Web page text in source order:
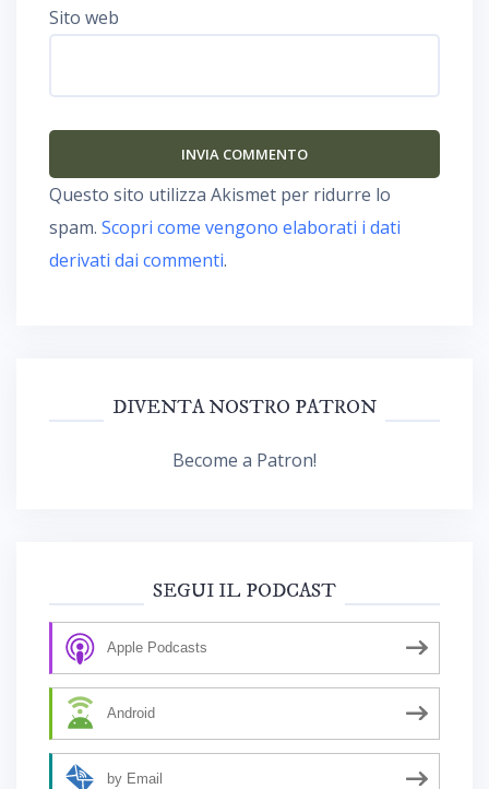
Sito web
Questo sito utilizza Akismet per ridurre lo
spam. Scopri come vengono elaborati i dati
derivati dai commenti.
DIVENTA NOSTRO PATRON
Become a Patron!
SEGUI IL PODCAST
Apple Podcasts
Android
by Email